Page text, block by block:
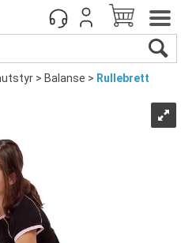
>Balanse> Rullebrett